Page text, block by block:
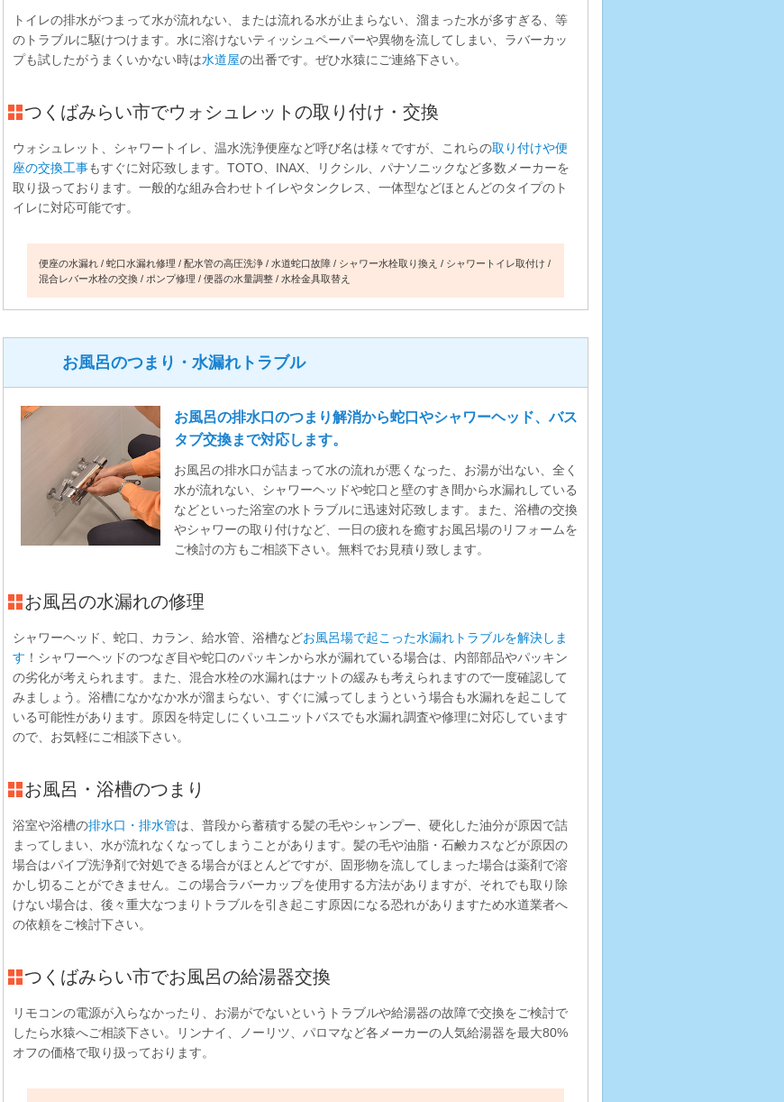
トイレの排水がつまって水が流れない、または流れる水が止まらない、溜まった水が多すぎる、等
のトラブルに駆けつけます。水に溶けないティッシュペーパーや異物を流してしまい、ラバーカッ
プも試したがうまくいかない時は水道屋の出番です。ぜひ水猿にご連絡下さい。
つくばみらい市でウォシュレットの取り付け・交換
ウォシュレット、シャワートイレ、温水洗浄便座など呼び名は様々ですが、これらの取り付けや便
座の交換工事もすぐに対応致します。TOTO、INAX、リクシル、パナソニックなど多数メーカーを
取り扱っております。一般的な組み合わせトイレやタンクレス、一体型などほとんどのタイプのト
イレに対応可能です。
便座の水漏れ 蛇口水漏れ修理 配水管の高圧洗浄 水道蛇口故障 シャワー水栓取り換え
シャワートイレ取付け
混合レバー水栓の交換
ポンプ修理 便器の水量調整 水栓金具取替え
お風呂のつまり・水漏れトラブル
お風呂の排水口のつまり解消から蛇口やシャワーヘッド、バス
タブ交換まで対応します。
お風呂の排水口が詰まって水の流れが悪くなった、お湯が出ない、全く
水が流れない、シャワーヘッドや蛇口と壁のすき間から水漏れしている
などといった浴室の水トラブルに迅速対応致します。また、浴槽の交換
やシャワーの取り付けなど、一日の疲れを癒すお風呂場のリフォームを
ご検討の方もご相談下さい。無料でお見積り致します。
お風呂の水漏れの修理
シャワーヘッド、蛇口、カラン、給水管、浴槽などお風呂場で起こった水漏れトラブルを解決しま
す ！シャワーヘッドのつなぎ目や蛇口のパッキンから水が漏れている場合は、内部部品やパッキン
の劣化が考えられます。また、混合水栓の水漏れはナットの緩みも考えられますので一度確認して
みましょう。浴槽になかなか水が溜まらない、すぐに減ってしまうという場合も水漏れを起こして
いる可能性があります。原因を特定しにくいユニットバスでも水漏れ調査や修理に対応しています
ので、お気軽にご相談下さい。
お風呂・浴槽のつまり
浴室や浴槽の排水口・排水管は、普段から蓄積する髪の毛やシャンプー、硬化した油分が原因で詰
まってしまい、水が流れなくなってしまうことがあります。髪の毛や油脂・石鹸カスなどが原因の
場合はパイプ洗浄剤で対処できる場合がほとんどですが、固形物を流してしまった場合は薬剤で溶
かし切ることができません。この場合ラバーカップを使用する方法がありますが、それでも取り除
けない場合は、後々重大なつまりトラブルを引き起こす原因になる恐れがありますため水道業者へ
の依頼をご検討下さい。
つくばみらい市でお風呂の給湯器交換
リモコンの電源が入らなかったり、お湯がでないというトラブルや給湯器の故障で交換をご検討で
したら水猿へご相談下さい。リンナイ、ノーリツ、パロマなど各メーカーの人気給湯器を最大80%
オフの価格で取り扱っております。